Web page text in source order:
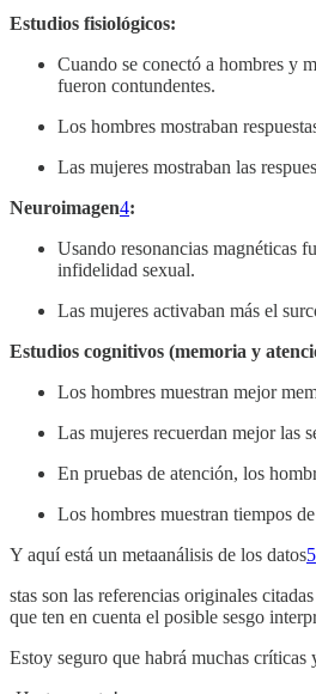
Estudios fisiológicos:
Cuando se conectó a hombres y
fueron contundentes.
Los hombres mostraban
Las mujeres mostraban las
Neuroimagen4:
Usando resonancias magnéticas
infidelidad sexual.
Las mujeres activaban más el
Estudios cognitivos (memoria y
Los hombres muestran mejor
Las mujeres recuerdan mejor las
En pruebas de atención, los
Los hombres muestran tiempos
Y aquí está un metaanálisis de los datos5
stas son las referencias originales
que ten en cuenta el posible sesgo
Estoy seguro que habrá muchas